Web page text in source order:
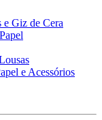
e Giz de Cera
e Acessórios